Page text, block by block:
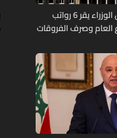
معلومات للـLBCI: مجلس الوزراء يقر 6 رواتب
وصرف الفروقات